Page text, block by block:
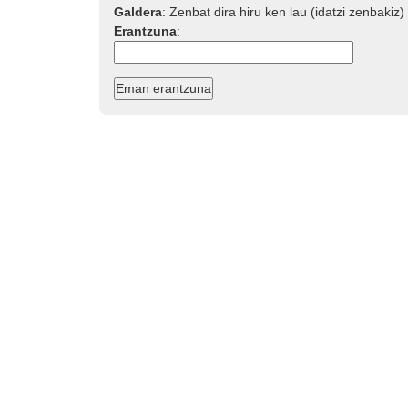
Galdera:Zenbat dira hiru ken lau (idatzi zenbakiz)
Erantzuna: